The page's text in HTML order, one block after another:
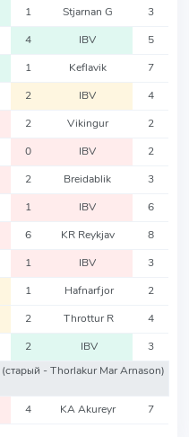
1 Stjarnan G 3
4 IBV 5
1 Keflavik 7
2 IBV 4
2 Vikingur 2
0 IBV 2
2 Breidablik 3
1 IBV 6
6 KR Reykjav 8
1 IBV 3
1 Hafnarfjor 2
2 Throttur R 4
2 IBV
3
(старый - Thorlakur Mar Arnason)
4 KA Akureyr 7